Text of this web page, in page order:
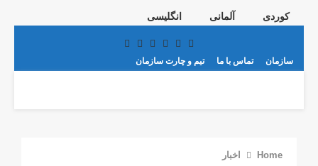
کوردی آلمانی انگلیسی
Facebook
Twitter
Instagram
Youtube
Email
سازمان تماس با ما تیم و چارت سازمان
Home اخبار